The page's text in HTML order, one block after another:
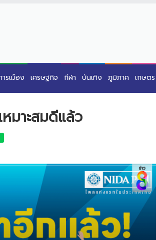
ารเมือง เศรษฐกิจ กีฬา บันเทิง ภูมิภาค เกษตร
มาะสมดีแล้ว